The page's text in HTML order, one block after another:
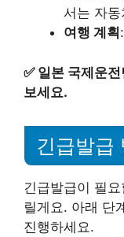
서는 자
여행 계획
✅ 일본 국제운
보세요.
긴급발급
긴급발급이 필
릴게요. 아래 단
진행하세요.